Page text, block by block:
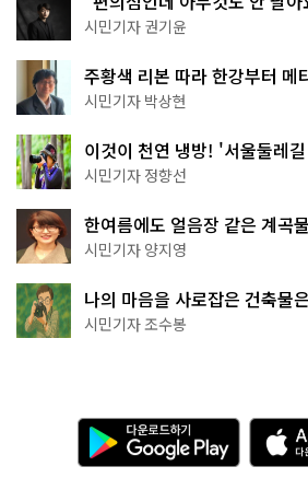
한 편의점의 정체
시민기자 권기윤
주황색 리본 따라 한강부터
서울둘레길 15코스
시민기자 박상현
이것이 천연 냉방! '서울둘레
나볼까
시민기자 정향선
한여름에도 얼음장 같은 계곡
천국이네~
시민기자 양지영
나의 마음을 사로잡은 건축물
상작 공개!
시민기자 조수봉
다
운
로